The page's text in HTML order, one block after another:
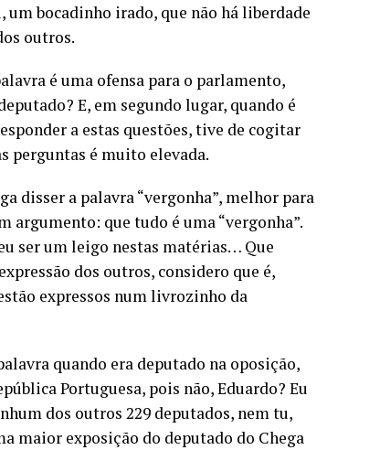
um bocadinho irado, que não há liberdade
outros.
é uma ofensa para o parlamento,
E, em segundo lugar, quando é
a estas questões, tive de cogitar
perguntas é muito elevada.
disser a palavra “vergonha”, melhor para
argumento: que tudo é uma “vergonha”.
ser um leigo nestas matérias… Que
dos outros, considero que é,
expressos num livrozinho da
quando era deputado na oposição,
Portuguesa, pois não, Eduardo? Eu
dos outros 229 deputados, nem tu,
maior exposição do deputado do Chega